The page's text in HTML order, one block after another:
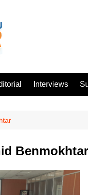
Interviews
Benmokhtar